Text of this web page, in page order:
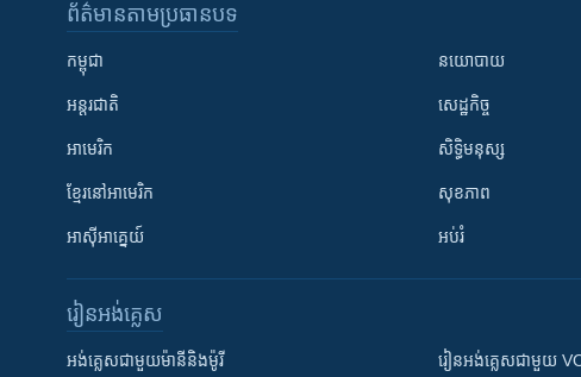
ព័ត៌មាន​តាមប្រធានបទ​
កម្ពុជា
អន្តរជាតិ
អាមេរិក
ខ្មែរ​នៅអាមេរិក
អាស៊ីអាគ្នេយ៍
នយោបាយ
សេដ្ឋកិច្ច
សិទ្ធិមនុស្ស
សុខភាព
អប់រំ
រៀន​​អង់គ្លេស
អង់គ្លេស​ជាមួយ​ម៉ានី​និង​ម៉ូរី រៀន​​​​​​អង់គ្លេស​​ជាមួយ